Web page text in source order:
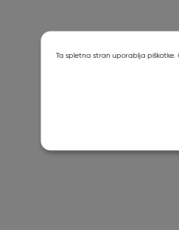
Ta spletna stran uporablja piškotke.